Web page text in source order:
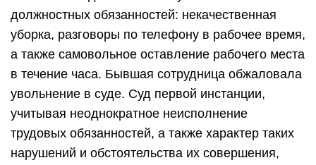
должностных обязанностей: некачественная
уборка, разговоры по телефону в рабочее время,
а также самовольное оставление рабочего места
в течение часа. Бывшая сотрудница обжаловала
увольнение в суде. Суд первой инстанции,
учитывая неоднократное неисполнение
трудовых обязанностей, а также характер таких
нарушений и обстоятельства их совершения,